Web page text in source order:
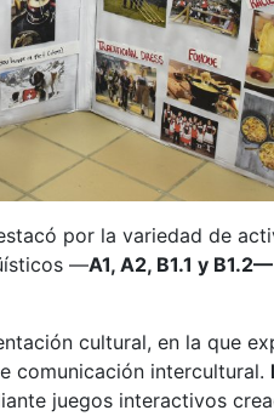
por la variedad de
—A1, A2, B1.1 y B1.2—
cultural, en la que
comunicación intercultural.
juegos interactivos